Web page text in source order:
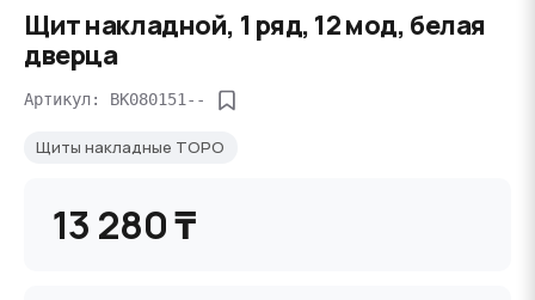
Щит накладной, 1 ряд, 12 мод, белая
дверца
Артикул: BK080151--
Щиты накладные TOPO
13 280 ₸